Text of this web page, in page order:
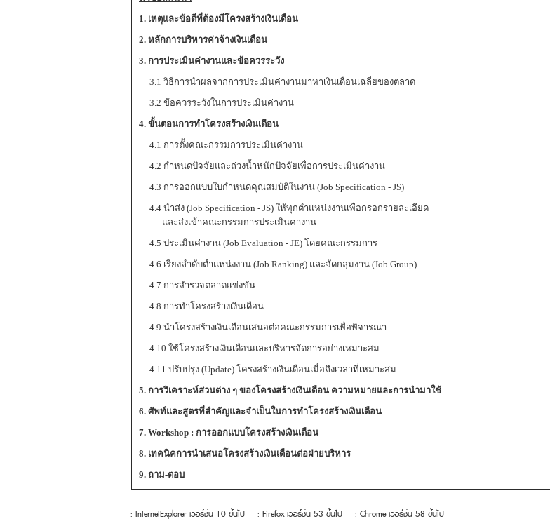
1. เหตุและข้อดีที่ต้องมีโครงสร้างเงินเดือน
2. หลักการบริหารค่าจ้างเงินเดือน
3. การประเมินค่างานและข้อควรระวัง
3.1 วิธีการนำผลจากการประเมินค่างานมาหาเงินเดือนเฉลี่ยของตลาด
3.2 ข้อควรระวังในการประเมินค่างาน
4. ขั้นตอนการทำโครงสร้างเงินเดือน
4.1 การตั้งคณะกรรมการประเมินค่างาน
4.2 กำหนดปัจจัยและถ่วงน้ำหนักปัจจัยเพื่อการประเมินค่างาน
4.3 การออกแบบใบกำหนดคุณสมบัติในงาน (Job Specification - JS)
4.4 นำส่ง (Job Specification - JS) ให้ทุกตำแหน่งงานเพื่อกรอกรายละเอียด
และส่งเข้าคณะกรรมการประเมินค่างาน
4.5 ประเมินค่างาน (Job Evaluation - JE) โดยคณะกรรมการ
4.6 เรียงลำดับตำแหน่งงาน (Job Ranking) และจัดกลุ่มงาน (Job Group)
4.7 การสำรวจตลาดแข่งขัน
4.8 การทำโครงสร้างเงินเดือน
4.9 นำโครงสร้างเงินเดือนเสนอต่อคณะกรรมการเพื่อพิจารณา
4.10 ใช้โครงสร้างเงินเดือนและบริหารจัดการอย่างเหมาะสม
4.11 ปรับปรุง (Update) โครงสร้างเงินเดือนเมื่อถึงเวลาที่เหมาะสม
5. การวิเคราะห์ส่วนต่าง ๆ ของโครงสร้างเงินเดือน ความหมายและการนำมาใช้
6. ศัพท์และสูตรที่สำคัญและจำเป็นในการทำโครงสร้างเงินเดือน
7. Workshop : การออกแบบโครงสร้างเงินเดือน
8. เทคนิคการนำเสนอโครงสร้างเงินเดือนต่อฝ่ายบริหาร
9. ถาม-ตอบ
: InternetExplorer เวอร์ชั่น 10 ขึ้นไป : Firefox เวอร์ชั่น 53 ขึ้นไป : Chrome เวอร์ชั่น 58 ขึ้นไป